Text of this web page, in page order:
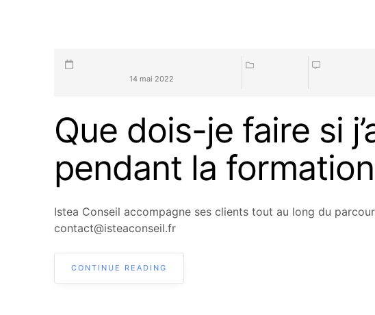
14 mai 2022
Que dois-je faire si
pendant la
Istea Conseil accompagne ses clients tout au long du
contact@isteaconseil.fr
CONTINUE READING